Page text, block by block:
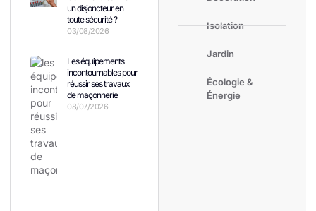
un disjoncteur en
toute sécurité ?
03/08/2026
Les équipements
incontournables pour
réussir ses travaux
de maçonnerie
08/07/2026
Isolation
Jardin
Écologie &
Énergie